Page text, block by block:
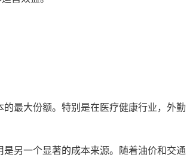
最大份额。特别是在医疗健康行业，外勤
另一个显著的成本来源。随着油价和交通